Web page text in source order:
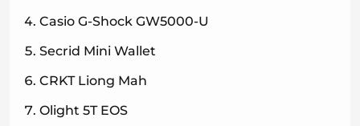
Casio G-Shock GW5000-U
Secrid Mini Wallet
CRKT Liong Mah
Olight 5T EOS